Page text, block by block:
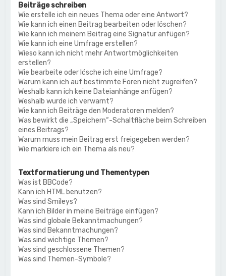
Beiträge schreiben
Wie erstelle ich ein neues Thema oder eine Antwort?
Wie kann ich einen Beitrag bearbeiten oder löschen?
Wie kann ich meinem Beitrag eine Signatur anfügen?
Wie kann ich eine Umfrage erstellen?
Wieso kann ich nicht mehr Antwortmöglichkeiten
erstellen?
Wie bearbeite oder lösche ich eine Umfrage?
Warum kann ich auf bestimmte Foren nicht zugreifen?
Weshalb kann ich keine Dateianhänge anfügen?
Weshalb wurde ich verwarnt?
Wie kann ich Beiträge den Moderatoren melden?
Was bewirkt die „Speichern“-Schaltfläche beim Schreiben
eines Beitrags?
Warum muss mein Beitrag erst freigegeben werden?
Wie markiere ich ein Thema als neu?
Textformatierung und Thementypen
Was ist BBCode?
Kann ich HTML benutzen?
Was sind Smileys?
Kann ich Bilder in meine Beiträge einfügen?
Was sind globale Bekanntmachungen?
Was sind Bekanntmachungen?
Was sind wichtige Themen?
Was sind geschlossene Themen?
Was sind Themen-Symbole?